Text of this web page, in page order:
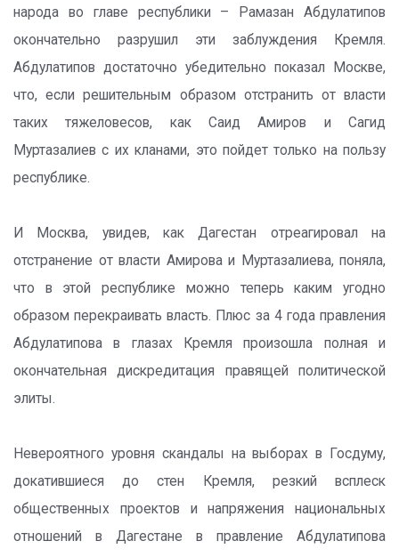
народа во главе республики – Рамазан Абдулатипов
окончательно разрушил эти заблуждения Кремля.
Абдулатипов достаточно убедительно показал Москве,
что, если решительным образом отстранить от власти
таких тяжеловесов, как Саид Амиров и Сагид
Муртазалиев с их кланами, это пойдет только на пользу
республике.
И Москва, увидев, как Дагестан отреагировал на
отстранение от власти Амирова и Муртазалиева, поняла,
что в этой республике можно теперь каким угодно
образом перекраивать власть. Плюс за 4 года правления
Абдулатипова в глазах Кремля произошла полная и
окончательная дискредитация правящей политической
элиты.
Невероятного уровня скандалы на выборах в Госдуму,
докатившиеся до стен Кремля, резкий всплеск
общественных проектов и напряжения национальных
отношений в Дагестане в правление Абдулатипова